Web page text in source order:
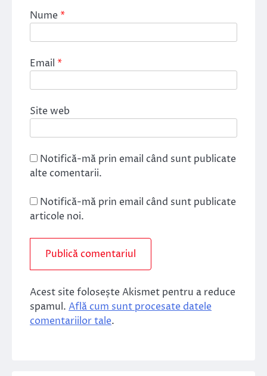
Nume*
Email *
Site web
Notifică-mă prin email când sunt publicate
alte comentarii.
Notifică-mă prin email când sunt publicate
articole noi.
Acest site folosește Akismet pentru a reduce
spamul. Află cum sunt procesate datele
comentariilor tale.